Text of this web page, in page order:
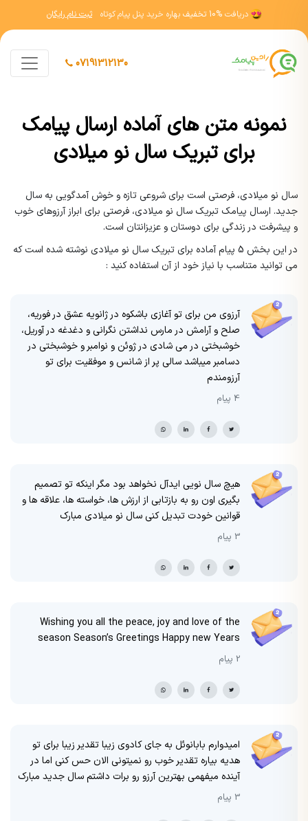
دریافت 10% تخفیف بهاره خرید پنل پیام کوتاه ثبت نام رایگان
07191312130
نمونه متن های آماده ارسال پیامک
برای تبریک سال نو میلادی
سال نو میلادی، فرصتی است برای شروعی تازه و خوش آمدگویی به سال
جدید. ارسال پیامک تبریک سال نو میلادی، فرصتی برای ابراز آرزوهای خوب
و پیشرفت در زندگی برای دوستان و عزیزانتان است.
در این بخش 5 پیام آماده برای تبریک سال نو میلادی نوشته شده است که
می توانید متناسب با نیاز خود از آن استفاده کنید :
آرزوی من برای تو آغازی باشکوه در ژانویه عشق در فوریه،
صلح و آرامش در مارس نداشتن نگرانی و دغدغه در آوریل،
خوشبختی در می شادی در ژوئن و نوامبر و خوشبختی در
دسامبر میباشد سالی پر از شانس و موفقیت برای تو
آرزومندم
4 پیام
هيچ سال نويی ايدآل نخواهد بود مگر اينکه تو تصميم
بگيری اون رو به بازتابی از ارزش ها، خواسته ها، علاقه ها و
قوانين خودت تبديل کنی سال نو میلادی مبارک
3 پیام
Wishing you all the peace, joy and love of the
season Season’s Greetings Happy new Years
2 پیام
امیدوارم بابانوئل به جای کادوی زیبا تقدیر زیبا برای تو
هدیه بیاره تقدیر خوب رو نمیتونی الان حس کنی اما در
آینده میفهمی بهترین آرزو رو برات داشتم سال جدید مبارک
3 پیام